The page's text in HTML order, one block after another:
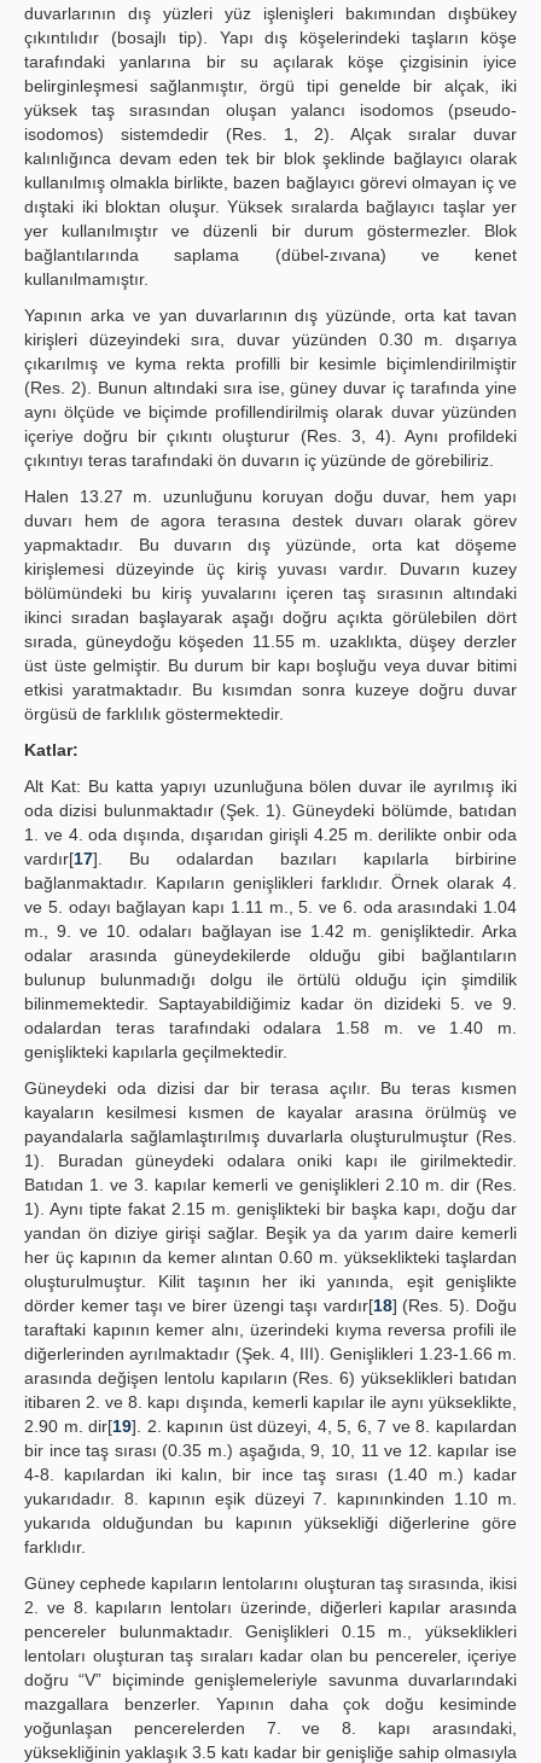
duvarlarının dış yüzleri yüz işlenişleri bakımından dışbükey
çıkıntılıdır (bosajlı tip). Yapı dış köşelerindeki taşların köşe
tarafındaki yanlarına bir su açılarak köşe çizgisinin iyice
belirginleşmesi sağlanmıştır, örgü tipi genelde bir alçak, iki
yüksek taş sırasından oluşan yalancı isodomos (pseudo-
isodomos) sistemdedir (Res. 1, 2). Alçak sıralar duvar
kalınlığınca devam eden tek bir blok şeklinde bağlayıcı olarak
kullanılmış olmakla birlikte, bazen bağlayıcı görevi olmayan iç ve
dıştaki iki bloktan oluşur. Yüksek sıralarda bağlayıcı taşlar yer
yer kullanılmıştır ve düzenli bir durum göstermezler. Blok
bağlantılarında saplama (dübel-zıvana) ve kenet
kullanılmamıştır.
Yapının arka ve yan duvarlarının dış yüzünde, orta kat tavan
kirişleri düzeyindeki sıra, duvar yüzünden 0.30 m. dışarıya
çıkarılmış ve kyma rekta profilli bir kesimle biçimlendirilmiştir
(Res. 2). Bunun altındaki sıra ise, güney duvar iç tarafında yine
aynı ölçüde ve biçimde profillendirilmiş olarak duvar yüzünden
içeriye doğru bir çıkıntı oluşturur (Res. 3, 4). Aynı profildeki
çıkıntıyı teras tarafındaki ön duvarın iç yüzünde de görebiliriz.
Halen 13.27 m. uzunluğunu koruyan doğu duvar, hem yapı
duvarı hem de agora terasına destek duvarı olarak görev
yapmaktadır. Bu duvarın dış yüzünde, orta kat döşeme
kirişlemesi düzeyinde üç kiriş yuvası vardır. Duvarın kuzey
bölümündeki bu kiriş yuvalarını içeren taş sırasının altındaki
ikinci sıradan başlayarak aşağı doğru açıkta görülebilen dört
sırada, güneydoğu köşeden 11.55 m. uzaklıkta, düşey derzler
üst üste gelmiştir. Bu durum bir kapı boşluğu veya duvar bitimi
etkisi yaratmaktadır. Bu kısımdan sonra kuzeye doğru duvar
örgüsü de farklılık göstermektedir.
Katlar:
Alt Kat: Bu katta yapıyı uzunluğuna bölen duvar ile ayrılmış iki
oda dizisi bulunmaktadır (Şek. 1). Güneydeki bölümde, batıdan
1. ve 4. oda dışında, dışarıdan girişli 4.25 m. derilikte onbir oda
vardır[17]. Bu odalardan bazıları kapılarla birbirine
bağlanmaktadır. Kapıların genişlikleri farklıdır. Örnek olarak 4.
ve 5. odayı bağlayan kapı 1.11 m., 5. ve 6. oda arasındaki 1.04
m., 9. ve 10. odaları bağlayan ise 1.42 m. genişliktedir. Arka
odalar arasında güneydekilerde olduğu gibi bağlantıların
bulunup bulunmadığı dolgu ile örtülü olduğu için şimdilik
bilinmemektedir. Saptayabildiğimiz kadar ön dizideki 5. ve 9.
odalardan teras tarafındaki odalara 1.58 m. ve 1.40 m.
genişlikteki kapılarla geçilmektedir.
Güneydeki oda dizisi dar bir terasa açılır. Bu teras kısmen
kayaların kesilmesi kısmen de kayalar arasına örülmüş ve
payandalarla sağlamlaştırılmış duvarlarla oluşturulmuştur (Res.
1). Buradan güneydeki odalara oniki kapı ile girilmektedir.
Batıdan 1. ve 3. kapılar kemerli ve genişlikleri 2.10 m. dir (Res.
1). Aynı tipte fakat 2.15 m. genişlikteki bir başka kapı, doğu dar
yandan ön diziye girişi sağlar. Beşik ya da yarım daire kemerli
her üç kapının da kemer alıntan 0.60 m. yükseklikteki taşlardan
oluşturulmuştur. Kilit taşının her iki yanında, eşit genişlikte
dörder kemer taşı ve birer üzengi taşı vardır[18] (Res. 5). Doğu
taraftaki kapının kemer alnı, üzerindeki kıyma reversa profili ile
diğerlerinden ayrılmaktadır (Şek. 4, III). Genişlikleri 1.23-1.66 m.
arasında değişen lentolu kapıların (Res. 6) yükseklikleri batıdan
itibaren 2. ve 8. kapı dışında, kemerli kapılar ile aynı yükseklikte,
2.90 m. dir[19]. 2. kapının üst düzeyi, 4, 5, 6, 7 ve 8. kapılardan
bir ince taş sırası (0.35 m.) aşağıda, 9, 10, 11 ve 12. kapılar ise
4-8. kapılardan iki kalın, bir ince taş sırası (1.40 m.) kadar
yukarıdadır. 8. kapının eşik düzeyi 7. kapınınkinden 1.10 m.
yukarıda olduğundan bu kapının yüksekliği diğerlerine göre
farklıdır.
Güney cephede kapıların lentolarını oluşturan taş sırasında, ikisi
2. ve 8. kapıların lentoları üzerinde, diğerleri kapılar arasında
pencereler bulunmaktadır. Genişlikleri 0.15 m., yükseklikleri
lentoları oluşturan taş sıraları kadar olan bu pencereler, içeriye
doğru “V” biçiminde genişlemeleriyle savunma duvarlarındaki
mazgallara benzerler. Yapının daha çok doğu kesiminde
yoğunlaşan pencerelerden 7. ve 8. kapı arasındaki,
yüksekliğinin yaklaşık 3.5 katı kadar bir genişliğe sahip olmasıyla